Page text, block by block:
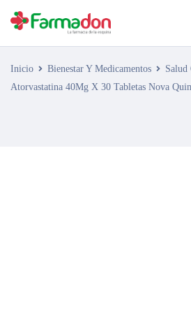
Inicio Bienestar Y Medicamentos Salud
Atorvastatina 40Mg X 30 Tabletas Nova